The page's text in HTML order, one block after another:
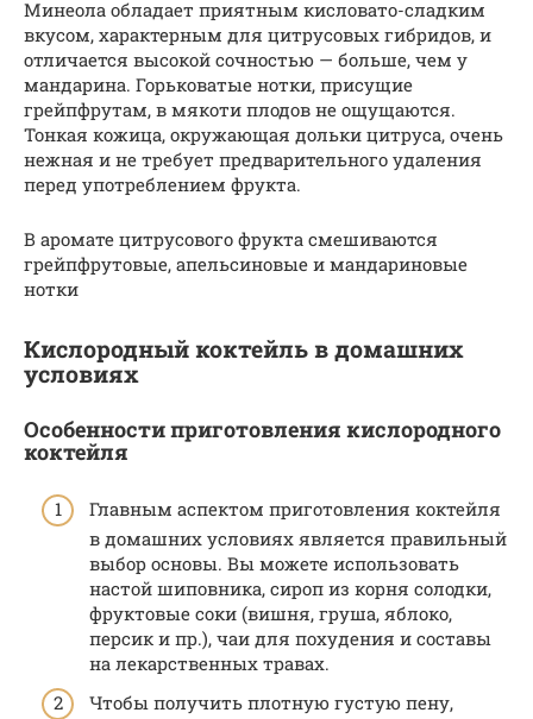
Минеола обладает приятным кисловато-сладким
вкусом, характерным для цитрусовых гибридов, и
отличается высокой сочностью — больше, чем у
мандарина. Горьковатые нотки, присущие
грейпфрутам, в мякоти плодов не ощущаются.
Тонкая кожица, окружающая дольки цитруса, очень
нежная и не требует предварительного удаления
перед употреблением фрукта.
В аромате цитрусового фрукта смешиваются
грейпфрутовые, апельсиновые и мандариновые
нотки
Кислородный коктейль в домашних
условиях
Особенности приготовления кислородного
коктейля
Главным аспектом приготовления коктейля
в домашних условиях является правильный
выбор основы. Вы можете использовать
настой шиповника, сироп из корня солодки,
фруктовые соки (вишня, груша, яблоко,
персик и пр.), чаи для похудения и составы
на лекарственных травах.
Чтобы получить плотную густую пену,